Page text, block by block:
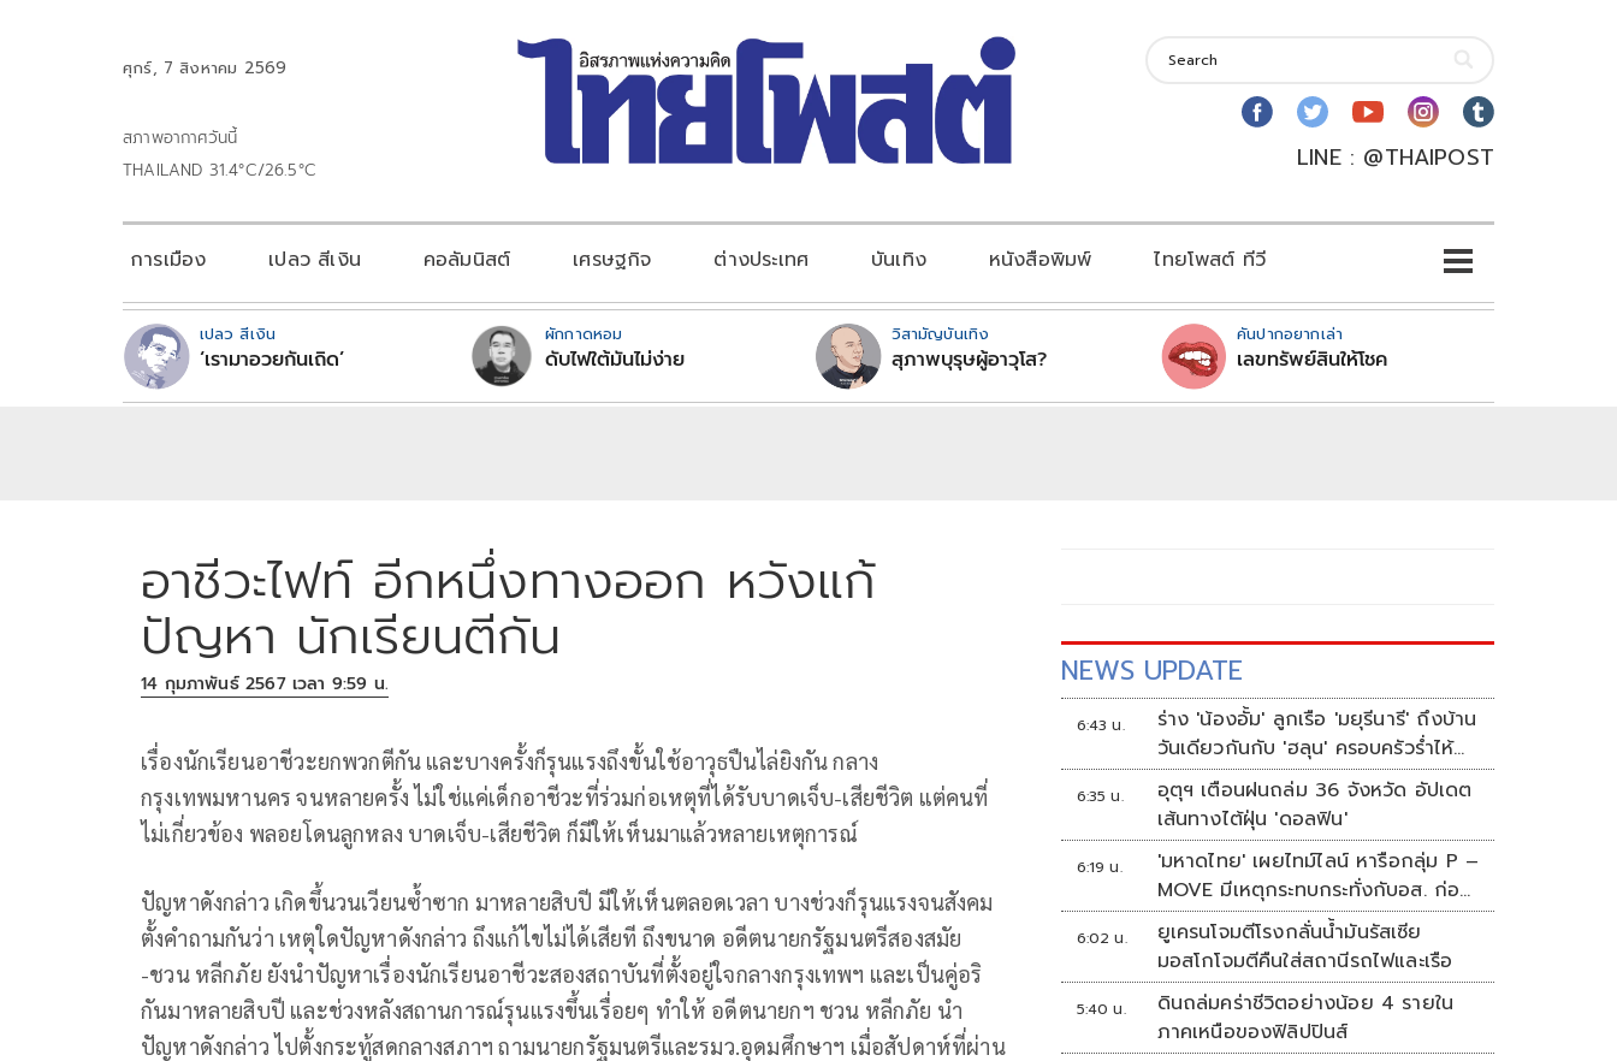
ศุกร์, 7 สิงหาคม 2569
สภาพอากาศวันนี้
THAILAND 31.4°C/26.5°C
LINE : @THAIPOST
การเมือง เปลว สีเงิน คอลัมนิสต์ เศรษฐกิจ ต่างประเทศ บันเทิง หนังสือพิมพ์ ไทยโพสต์ ทีวี
เปลว สีเงิน
‘เรามาอวยกันเถิด’
ผักกาดหอม
ดับไฟใต้มันไม่ง่าย
วิสามัญบันเทิง
สุภาพบุรุษผู้อาวุโส?
คันปากอยากเล่า
เลขทรัพย์สินให้โชค
อาชีวะไฟท์ อีกหนึ่งทางออก หวังแก้
ปัญหา นักเรียนตีกัน
14 กุมภาพันธ์ 2567 เวลา 9:59 น.
เรื่องนักเรียนอาชีวะยกพวกตีกัน และบางครั้งก็รุนแรงถึงขั้นใช้อาวุธปืนไล่ยิงกัน กลาง
กรุงเทพมหานคร จนหลายครั้ง ไม่ใช่แค่เด็กอาชีวะที่ร่วมก่อเหตุที่ได้รับบาดเจ็บ-เสียชีวิต แต่คนที่
ไม่เกี่ยวข้อง พลอยโดนลูกหลง บาดเจ็บ-เสียชีวิต ก็มีให้เห็นมาแล้วหลายเหตุการณ์
ปัญหาดังกล่าว เกิดขึ้นวนเวียนซ้ำซาก มาหลายสิบปี มีให้เห็นตลอดเวลา บางช่วงก็รุนแรงจนสังคม
ตั้งคำถามกันว่า เหตุใดปัญหาดังกล่าว ถึงแก้ไขไม่ได้เสียที ถึงขนาด อดีตนายกรัฐมนตรีสองสมัย
-ชวน หลีกภัย ยังนำปัญหาเรื่องนักเรียนอาชีวะสองสถาบันที่ตั้งอยู่ใจกลางกรุงเทพฯ และเป็นคู่อริ
กันมาหลายสิบปี และช่วงหลังสถานการณ์รุนแรงขึ้นเรื่อยๆ ทำให้ อดีตนายกฯ ชวน หลีกภัย นำ
ปัญหาดังกล่าว ไปตั้งกระทู้สดกลางสภาฯ ถามนายกรัฐมนตรีและรมว.อุดมศึกษาฯ เมื่อสัปดาห์ที่ผ่าน
NEWS UPDATE
6:43 น.
ร่าง 'น้องอั้ม' ลูกเรือ 'มยุรีนารี' ถึงบ้าน
วันเดียวกันกับ 'ฮลุน' ครอบครัวร่ำไห้
เผยฝันอยากเป็นทหารเรือ
6:35 น.
อุตุฯ เตือนฝนถล่ม 36 จังหวัด อัปเดต
เส้นทางไต้ฝุ่น 'ดอลฟิน'
6:19 น.
'มหาดไทย' เผยไทม์ไลน์ หารือกลุ่ม P –
MOVE มีเหตุกระทบกระทั่งกับอส. ก่อน
พาส่งขึ้นรถกลับ
6:02 น.
ยูเครนโจมตีโรงกลั่นน้ำมันรัสเซีย
มอสโกโจมตีคืนใส่สถานีรถไฟและเรือ
5:40 น.
ดินถล่มคร่าชีวิตอย่างน้อย 4 รายใน
ภาคเหนือของฟิลิปปินส์